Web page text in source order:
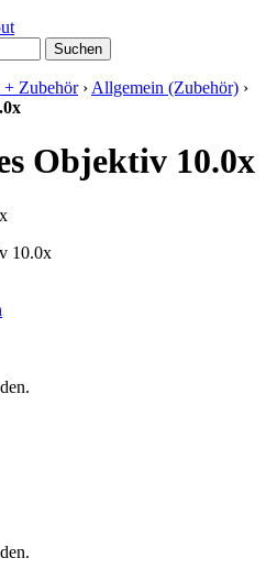
Suchen
+ Zubehör› Allgemein (Zubehör) ›
Objektiv 10.0x
10.0x